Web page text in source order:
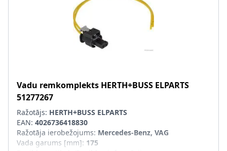
Vadu remkomplekts HERTH+BUSS ELPARTS
51277267
Ražotājs: HERTH+BUSS ELPARTS
EAN: 4026736418830
Ražotāja ierobežojums: Mercedes-Benz, VAG
Vada garums [mm]: 175